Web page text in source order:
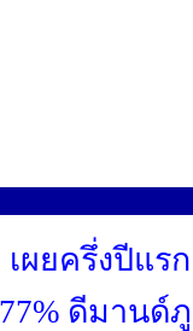
ผยครึ่งปีแร
ดีมานด์